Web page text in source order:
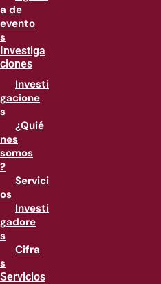
a de
evento
s
Investiga
ciones
Investi
gacione
s
¿Quié
nes
somos
?
Servici
os
Investi
gadore
s
Cifra
s
Servicios